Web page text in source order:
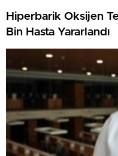
Hiperbarik Oksijen
Bin Hasta Yararlandı